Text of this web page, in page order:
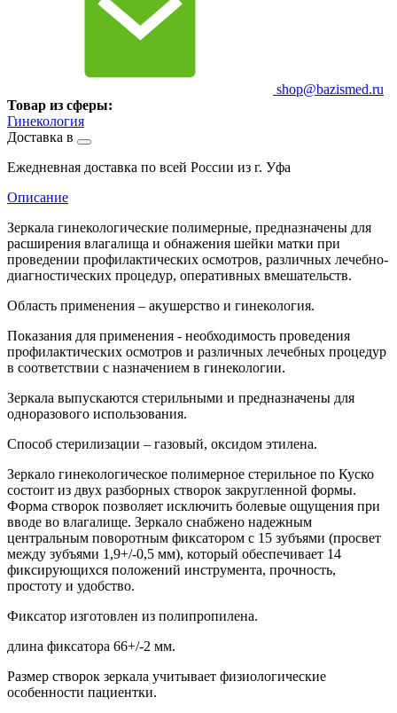
shop@bazismed.ru
Товар из сферы:
Гинекология
Доставка в
Ежедневная доставка по всей России из г. Уфа
Описание
Зеркала гинекологические полимерные, предназначены для
расширения влагалища и обнажения шейки матки при
проведении профилактических осмотров, различных лечебно-
диагностических процедур, оперативных вмешательств.
Область применения – акушерство и гинекология.
Показания для применения - необходимость проведения
профилактических осмотров и различных лечебных процедур
в соответствии с назначением в гинекологии.
Зеркала выпускаются стерильными и предназначены для
одноразового использования.
Способ стерилизации – газовый, оксидом этилена.
Зеркало гинекологическое полимерное стерильное по Куско
состоит из двух разборных створок закругленной формы.
Форма створок позволяет исключить болевые ощущения при
вводе во влагалище. Зеркало снабжено надежным
центральным поворотным фиксатором с 15 зубъями (просвет
между зубъями 1,9+/-0,5 мм), который обеспечивает 14
фиксирующихся положений инструмента, прочность,
простоту и удобство.
Фиксатор изготовлен из полипропилена.
длина фиксатора 66+/-2 мм.
Размер створок зеркала учитывает физиологические
особенности пациентки.